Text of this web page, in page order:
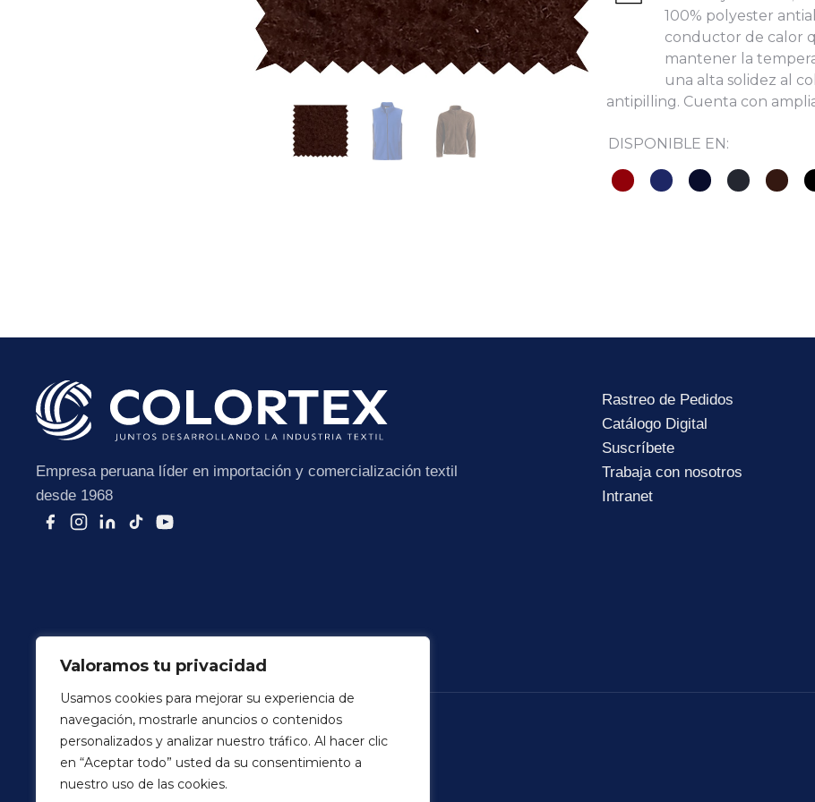
Valoramos tu privacidad
Usamos cookies para mejorar su experiencia de
navegación, mostrarle anuncios o contenidos
personalizados y analizar nuestro tráfico. Al hacer clic
en “Aceptar todo” usted da su consentimiento a
nuestro uso de las cookies.
100% polyester
conductor de calor
mantener la
una alta solidez al
antipilling. Cuenta con
DISPONIBLE EN:
Empresa peruana líder en importación y comercialización textil
desde 1968
Rastreo de Pedidos
Catálogo Digital
Suscríbete
Trabaja con nosotros
Intranet
Terminos y CondicionesPolitica de Privacidad
© 2026 Colortex Perú. Todos los derechos reservados
Datos personales: